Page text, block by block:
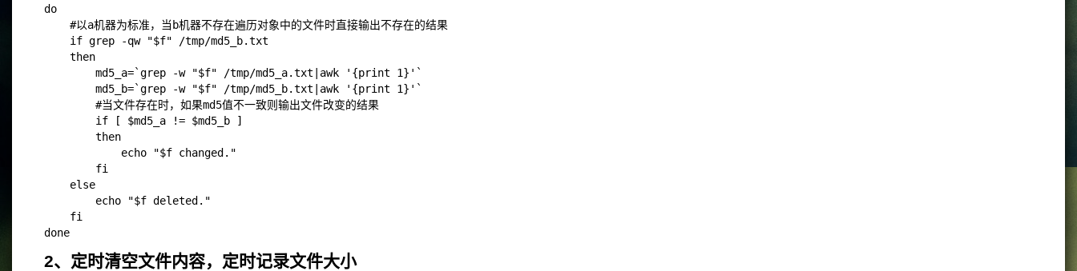
do
#以a机器为标准，当b机器不存在遍历对象中的文件时直接输出不存在的结果
if grep -qw "$f" /tmp/md5_b.txt
then
md5_a=`grep -w "$f" /tmp/md5_a.txt|awk '{print 1}'`
md5_b=`grep -w "$f" /tmp/md5_b.txt|awk '{print 1}'`
#当文件存在时，如果md5值不一致则输出文件改变的结果
if [ $md5_a != $md5_b ]
then
echo "$f changed."
fi
else
echo "$f deleted."
fi
done
2、定时清空文件内容，定时记录文件大小